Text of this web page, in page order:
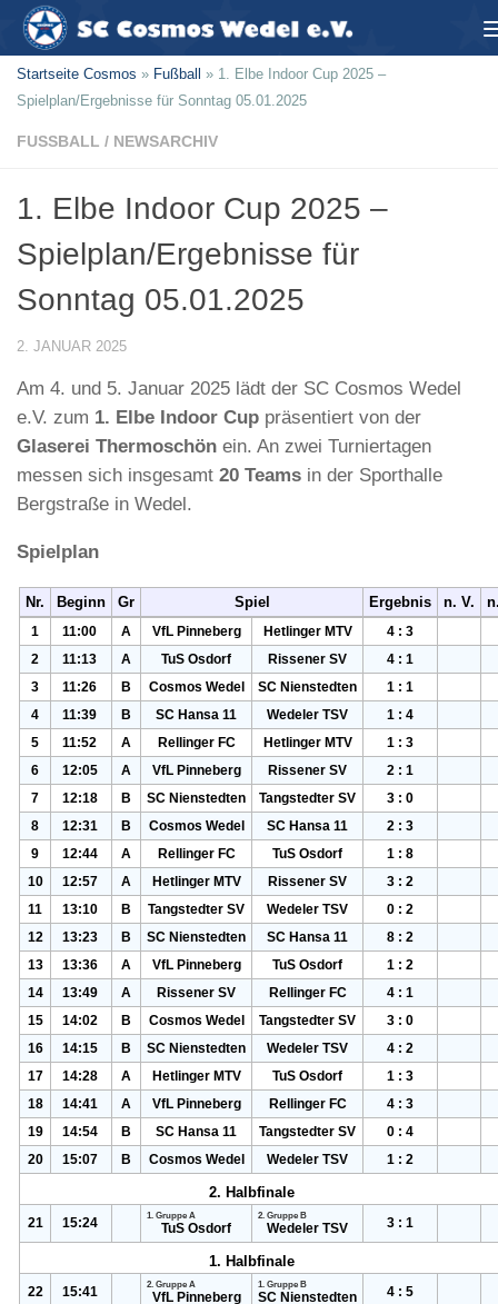
Zum Inhalt springen
Startseite Cosmos » Fußball » 1. Elbe Indoor Cup 2025 –
Spielplan/Ergebnisse für Sonntag 05.01.2025
FUSSBALL / NEWSARCHIV
1. Elbe Indoor Cup 2025 –
Spielplan/Ergebnisse für
Sonntag 05.01.2025
2. JANUAR 2025
Am 4. und 5. Januar 2025 lädt der SC Cosmos Wedel
e.V. zum 1. Elbe Indoor Cup präsentiert von der
Glaserei Thermoschön ein. An zwei Turniertagen
messen sich insgesamt 20 Teams in der Sporthalle
Bergstraße in Wedel.
Spielplan